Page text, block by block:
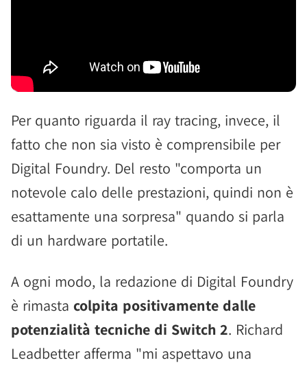
Per quanto riguarda il ray tracing, invece, il
fatto che non sia visto è comprensibile per
Digital Foundry. Del resto "comporta un
notevole calo delle prestazioni, quindi non è
esattamente una sorpresa" quando si parla
di un hardware portatile.
A ogni modo, la redazione di Digital Foundry
è rimasta colpita positivamente dalle
potenzialità tecniche di Switch 2. Richard
Leadbetter afferma "mi aspettavo una